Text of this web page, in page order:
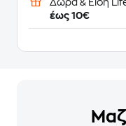
Δώρα & Είδη
έως 10€